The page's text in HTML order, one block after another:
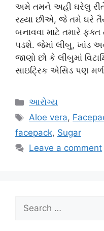
અમે તમને અહી ઘરેલુ
રહ્યા છીએ, જે તમે ઘરે
બનાવવા માટે તમારે
પડશે. જેમાં લીંબુ, ખાંડ
જાણો છો કે લીંબુમાં
સાઇટ્રિક એસિડ પણ
Categories
આરોગ્ય
Tags
Aloe vera,
facepack, Sugar
Leave a comment
Search
for: